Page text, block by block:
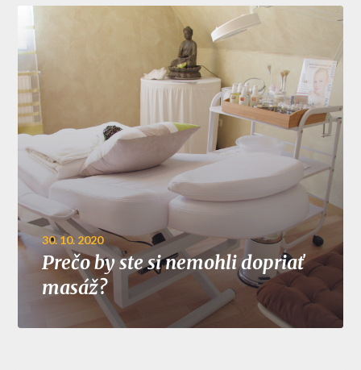
30. 10. 2020
Prečo by ste si nemohli dopriať
masáž?